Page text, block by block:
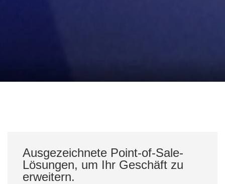
Ausgezeichnete Point-of-Sale-
Lösungen, um Ihr Geschäft zu
erweitern.